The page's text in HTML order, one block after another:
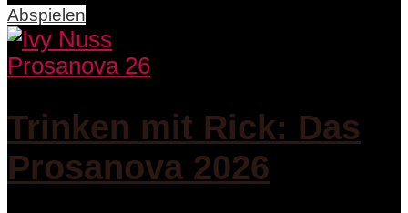
Abspielen
Prosanova 26
Trinken mit Rick: Das
Prosanova 2026